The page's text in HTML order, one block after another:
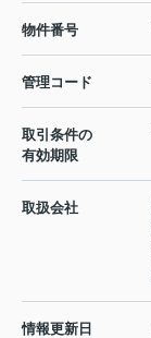
物件番号
管理コード
取引条件の
有効期限
取扱会社
情報更新日